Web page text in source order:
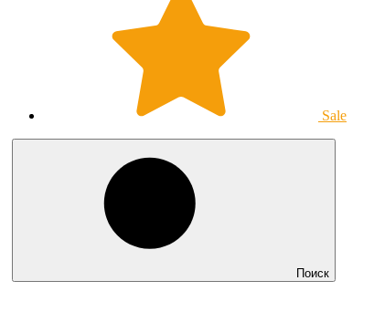
Sale
Поиск